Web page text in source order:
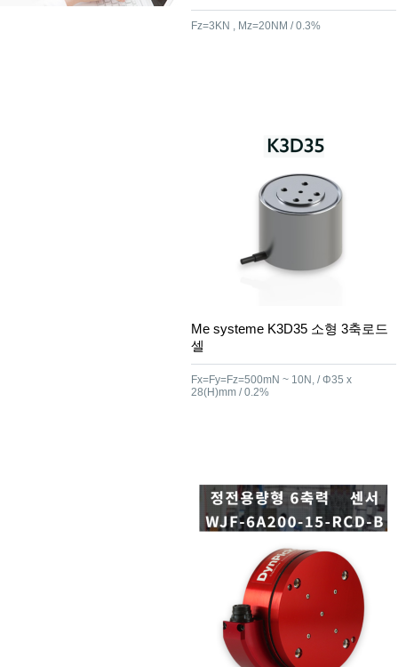
Fz=3KN , Mz=20NM / 0.3%
Me systeme K3D35 소형 3축로드
셀
Fx=Fy=Fz=500mN ~ 10N, / Φ35 x
28(H)mm / 0.2%